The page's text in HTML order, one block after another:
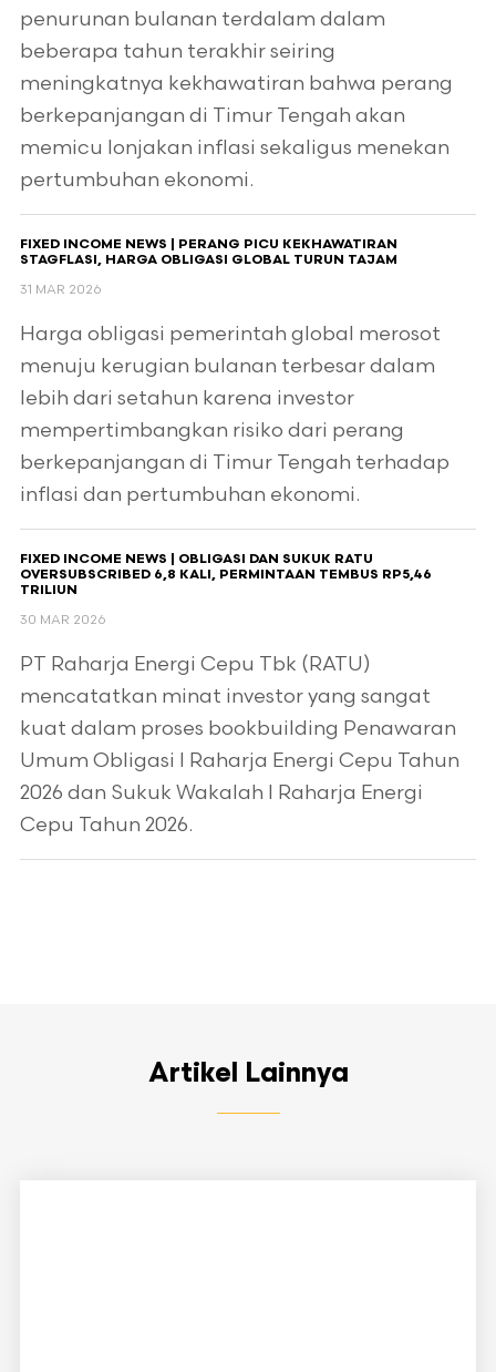
penurunan bulanan terdalam dalam
beberapa tahun terakhir seiring
meningkatnya kekhawatiran bahwa perang
berkepanjangan di Timur Tengah akan
memicu lonjakan inflasi sekaligus menekan
pertumbuhan ekonomi.
FIXED INCOME NEWS | PERANG PICU KEKHAWATIRAN
STAGFLASI, HARGA OBLIGASI GLOBAL TURUN TAJAM
31 MAR 2026
Harga obligasi pemerintah global merosot
menuju kerugian bulanan terbesar dalam
lebih dari setahun karena investor
mempertimbangkan risiko dari perang
berkepanjangan di Timur Tengah terhadap
inflasi dan pertumbuhan ekonomi.
FIXED INCOME NEWS | OBLIGASI DAN SUKUK RATU
OVERSUBSCRIBED 6,8 KALI, PERMINTAAN TEMBUS RP5,46
TRILIUN
30 MAR 2026
PT Raharja Energi Cepu Tbk (RATU)
mencatatkan minat investor yang sangat
kuat dalam proses bookbuilding Penawaran
Umum Obligasi I Raharja Energi Cepu Tahun
2026 dan Sukuk Wakalah I Raharja Energi
Cepu Tahun 2026.
Artikel Lainnya